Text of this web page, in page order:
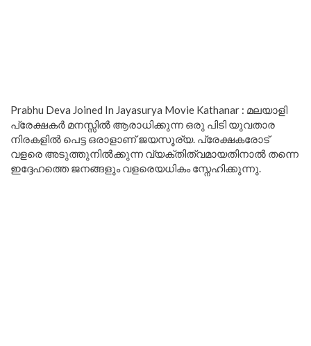
Prabhu Deva Joined In Jayasurya Movie Kathanar : മലയാളി
പ്രേക്ഷകർ മനസ്സിൽ ആരാധിക്കുന്ന ഒരു പിടി യുവതാര
നിരകളിൽ പെട്ട ഒരാളാണ് ജയസൂര്യ. പ്രേക്ഷകരോട്
വളരെ അടുത്തുനിൽക്കുന്ന വ്യക്തിത്വമായതിനാൽ തന്നെ
ഇദ്ദേഹത്തെ ജനങ്ങളും വളരെയധികം സ്നേഹിക്കുന്നു.